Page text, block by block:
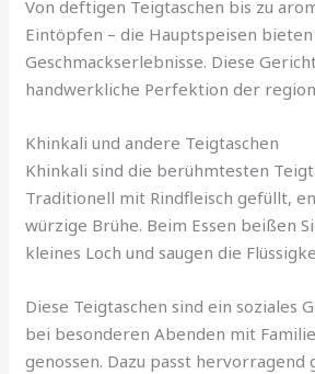
Von deftigen Teigtaschen bis zu
Eintöpfen – die Hauptspeisen
Geschmackserlebnisse. Diese
handwerkliche Perfektion der
Khinkali und andere Teigtaschen
Khinkali sind die berühmtesten
Traditionell mit Rindfleisch gefüllt,
würzige Brühe. Beim Essen beißen
kleines Loch und saugen die
Diese Teigtaschen sind ein soziales
bei besonderen Abenden mit
genossen. Dazu passt hervorragend